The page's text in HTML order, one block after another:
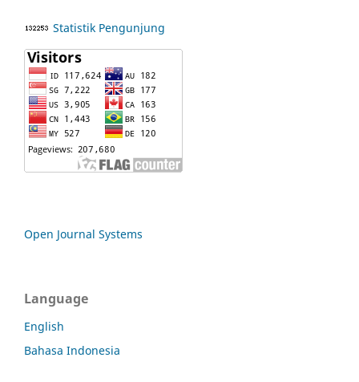
Statistik Pengunjung
Open Journal Systems
Language
English
Bahasa Indonesia